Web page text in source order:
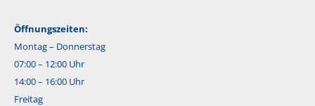
Öffnungszeiten:
Montag – Donnerstag
07:00 – 12:00 Uhr
14:00 – 16:00 Uhr
Freitag